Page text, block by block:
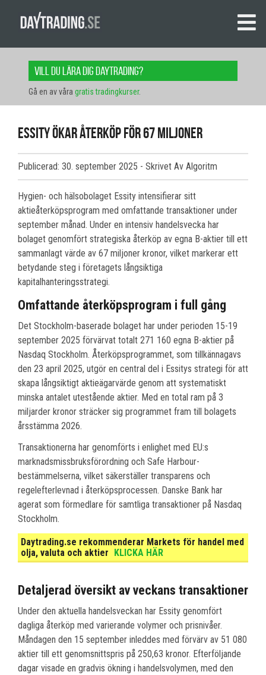
Vill du lära dig daytrading?
Gå en av våra gratis tradingkurser.
Essity ökar återköp för 67 miljoner
Publicerad: 30. september 2025 - Skrivet Av Algoritm
Hygien- och hälsobolaget Essity intensifierar sitt
aktieåterköpsprogram med omfattande transaktioner under
september månad. Under en intensiv handelsvecka har
bolaget genomfört strategiska återköp av egna B-aktier till ett
sammanlagt värde av 67 miljoner kronor, vilket markerar ett
betydande steg i företagets långsiktiga
kapitalhanteringsstrategi.
Omfattande återköpsprogram i full gång
Det Stockholm-baserade bolaget har under perioden 15-19
september 2025 förvärvat totalt 271 160 egna B-aktier på
Nasdaq Stockholm. Återköpsprogrammet, som tillkännagavs
den 23 april 2025, utgör en central del i Essitys strategi för att
skapa långsiktigt aktieägarvärde genom att systematiskt
minska antalet utestående aktier. Med en total ram på 3
miljarder kronor sträcker sig programmet fram till bolagets
årsstämma 2026.
Transaktionerna har genomförts i enlighet med EU:s
marknadsmissbruksförordning och Safe Harbour-
bestämmelserna, vilket säkerställer transparens och
regelefterlevnad i återköpsprocessen. Danske Bank har
agerat som förmedlare för samtliga transaktioner på Nasdaq
Stockholm.
Daytrading.se rekommenderar Markets för handel med
olja, valuta och aktier
KLICKA HÄR
Detaljerad översikt av veckans transaktioner
Under den aktuella handelsveckan har Essity genomfört
dagliga återköp med varierande volymer och prisnivåer.
Måndagen den 15 september inleddes med förvärv av 51 080
aktier till ett genomsnittspris på 250,63 kronor. Efterföljande
dagar visade en gradvis ökning i handelsvolymen, med den